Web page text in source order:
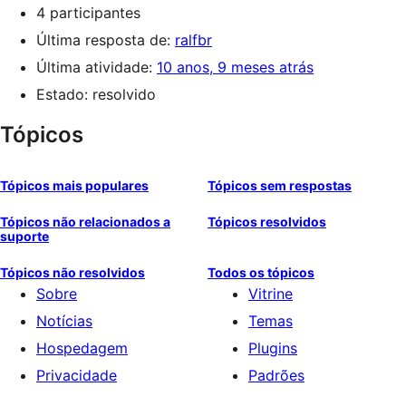
4 participantes
Última resposta de: ralfbr
Última atividade: 10 anos, 9 meses atrás
Estado: resolvido
Tópicos
Tópicos mais populares Tópicos sem respostas
Tópicos não relacionados a
suporte
Tópicos resolvidos
Tópicos não resolvidos Todos os tópicos
Sobre
Notícias
Hospedagem
Privacidade
Vitrine
Temas
Plugins
Padrões